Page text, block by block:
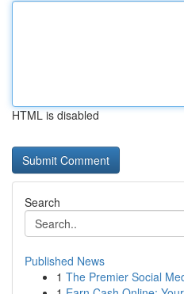
HTML is disabled
Search
Published News
1 The Premier Social